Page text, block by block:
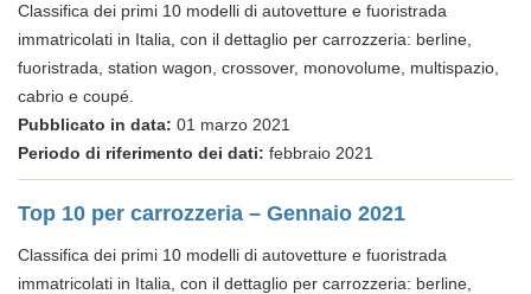
Classifica dei primi 10 modelli di autovetture e fuoristrada
immatricolati in Italia, con il dettaglio per carrozzeria: berline,
fuoristrada, station wagon, crossover, monovolume, multispazio,
cabrio e coupé.
Pubblicato in data: 01 marzo 2021
Periodo di riferimento dei dati: febbraio 2021
Top 10 per carrozzeria – Gennaio 2021
Classifica dei primi 10 modelli di autovetture e fuoristrada
immatricolati in Italia, con il dettaglio per carrozzeria: berline,